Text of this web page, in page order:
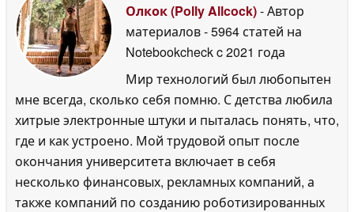
Олкок (Polly Allcock)- Автор
материалов- 5964 статей на
Notebookcheckc 2021 года
Мир технологий был любопытен
мне всегда, сколько себя помню. С детства любила
хитрые электронные штуки и пыталась понять, что,
где и как устроено. Мой трудовой опыт после
окончания университета включает в себя
несколько финансовых, рекламных компаний, а
также компаний по созданию роботизированных